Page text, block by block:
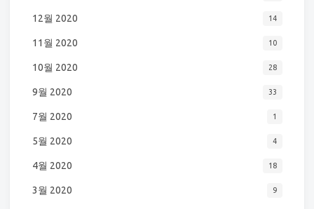
12월 2020 14
11월 2020 10
10월 2020 28
9월 2020 33
7월 2020 1
5월 2020 4
4월 2020 18
3월 2020 9